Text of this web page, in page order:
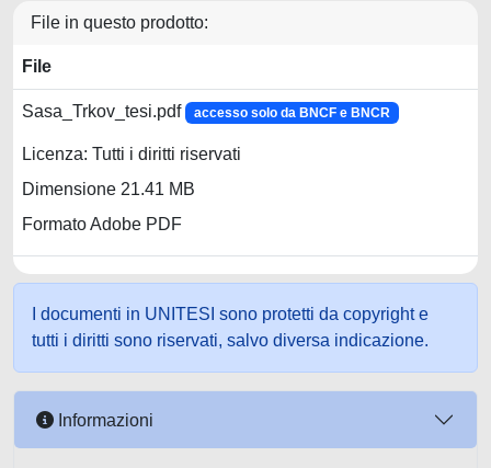
File in questo prodotto:
File
Sasa_Trkov_tesi.pdf accesso solo da BNCF e BNCR
Licenza: Tutti i diritti riservati
Dimensione 21.41 MB
Formato Adobe PDF
I documenti in UNITESI sono protetti da copyright e
tutti i diritti sono riservati, salvo diversa indicazione.
Informazioni